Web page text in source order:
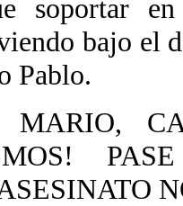
soportar
bajo el
Pablo.
MARIO,